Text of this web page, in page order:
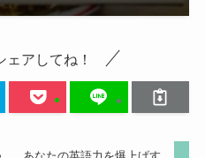
に入ったら
してね！